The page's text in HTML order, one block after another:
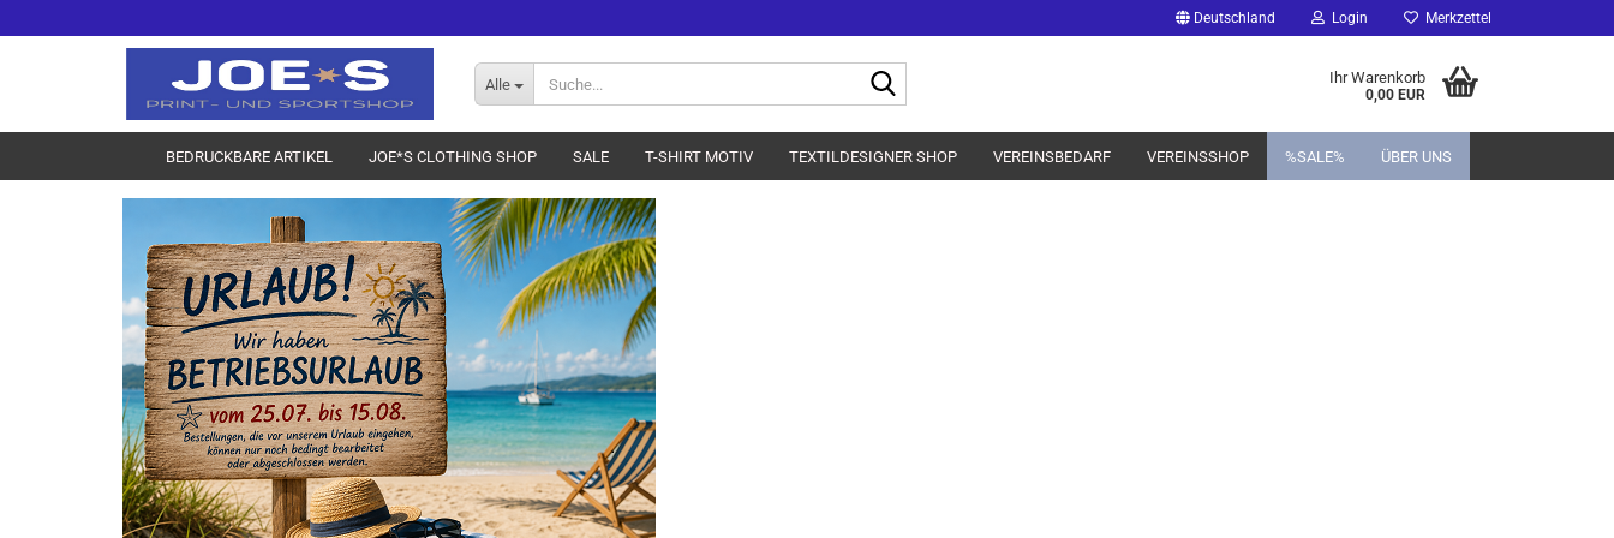
Deutschland Login Merkzettel
Alle Ihr Warenkorb
0,00 EUR
BEDRUCKBARE ARTIKEL JOE*S CLOTHING SHOP SALE T-SHIRT MOTIV TEXTILDESIGNER SHOP VEREINSBEDARF VEREINSSHOP %SALE% ÜBER UNS